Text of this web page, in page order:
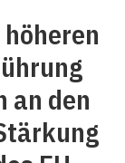
an den